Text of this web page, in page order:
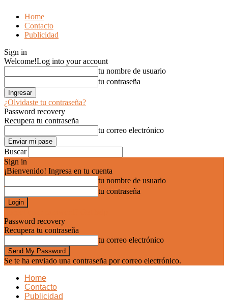
Home
Contacto
Publicidad
Sign in
Welcome!Log into your account
tu nombre de usuario
tu contraseña
¿Olvidaste tu contraseña?
Password recovery
Recupera tu contraseña
tu correo electrónico
Buscar
Sign in
¡Bienvenido! Ingresa en tu cuenta
tu nombre de usuario
tu contraseña
Password recovery
Recupera tu contraseña
tu correo electrónico
Se te ha enviado una contraseña por correo electrónico.
Home
Contacto
Publicidad